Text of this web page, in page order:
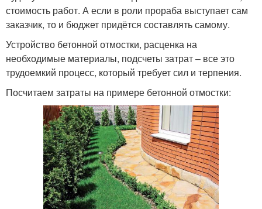
стоимость работ. А если в роли прораба выступает сам
заказчик, то и бюджет придётся составлять самому.
Устройство бетонной отмостки, расценка на
необходимые материалы, подсчеты затрат – все это
трудоемкий процесс, который требует сил и терпения.
Посчитаем затраты на примере бетонной отмостки: